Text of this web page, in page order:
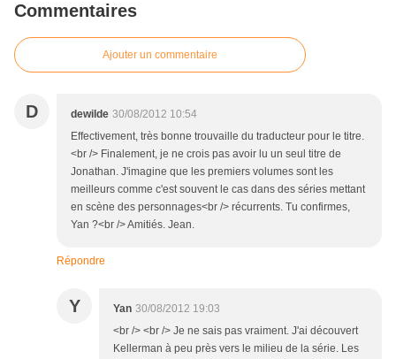
Commentaires
Ajouter un commentaire
D dewilde 30/08/2012 10:54
Effectivement, très bonne trouvaille du traducteur pour le titre.
<br /> Finalement, je ne crois pas avoir lu un seul titre de
Jonathan. J'imagine que les premiers volumes sont les
meilleurs comme c'est souvent le cas dans des séries mettant
en scène des personnages<br /> récurrents. Tu confirmes,
Yan ?<br /> Amitiés. Jean.
Répondre
Y Yan 30/08/2012 19:03
<br /> <br /> Je ne sais pas vraiment. J'ai découvert
Kellerman à peu près vers le milieu de la série. Les